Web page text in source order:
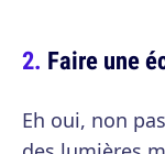
Faire une
Eh oui, non